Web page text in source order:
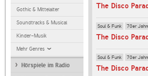
Gothic & Mittelalter
Soundtracks & Musical
Kinder-Musik
Mehr Genres
Hörspiele im Radio
The Disco
Soul & Funk 70er
The Disco
Soul & Funk 70er
The Disco